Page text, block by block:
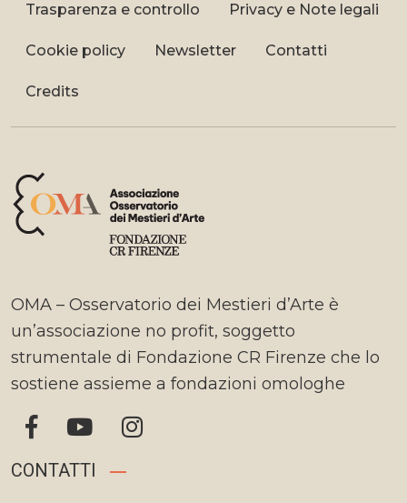
Trasparenza e controllo Privacy e Note legali
Cookie policy Newsletter Contatti
Credits
OMA – Osservatorio dei Mestieri d’Arte è
un’associazione no profit, soggetto
strumentale di Fondazione CR Firenze che lo
sostiene assieme a fondazioni omologhe
CONTATTI